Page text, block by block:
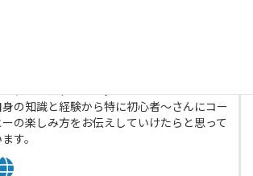
身の知識と経験から特に初心者～さんにコー
ーの楽しみ方をお伝えしていけたらと思って
す。